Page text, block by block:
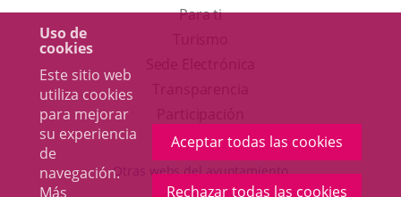
Uso de
cookies
Este sitio web
utiliza cookies
para mejorar
su experiencia
de
navegación.
Más
Aceptar todas las cookies
Rechazar todas las cookies
Para ti
en
una
ventana
aplicación
externa.
Otras webs del ayuntamiento